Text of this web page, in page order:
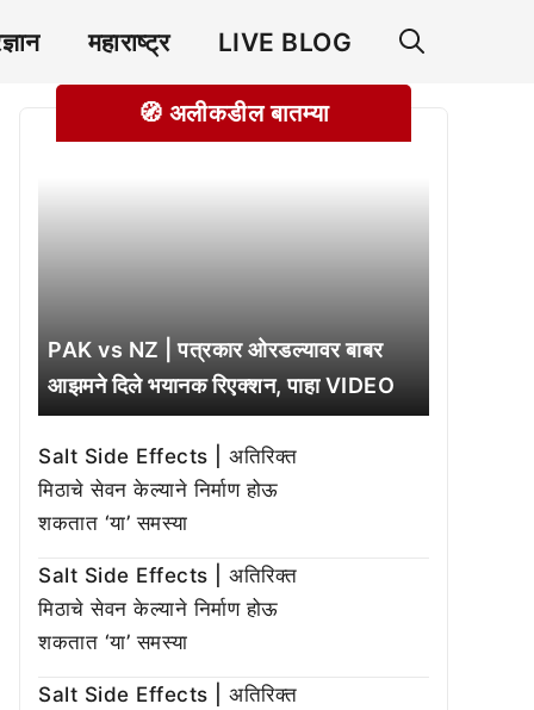
महाराष्ट्र LIVE BLOG
🧭 अलीकडील बातम्या
PAK vs NZ | पत्रकार ओरडल्यावर बाबर
आझमने दिले भयानक रिएक्शन, पाहा VIDEO
Salt Side Effects | अतिरिक्त
मिठाचे सेवन केल्याने निर्माण होऊ
शकतात ‘या’ समस्या
Salt Side Effects | अतिरिक्त
मिठाचे सेवन केल्याने निर्माण होऊ
शकतात ‘या’ समस्या
Salt Side Effects | अतिरिक्त